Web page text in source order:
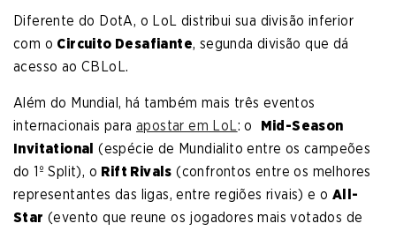
Diferente do DotA, o LoL distribui sua divisão inferior
com o Circuito Desafiante, segunda divisão que dá
acesso ao CBLoL.
Além do Mundial, há também mais três eventos
internacionais paraapostar em LoL: o Mid-Season
Invitational (espécie de Mundialito entre os campeões
do 1º Split), o Rift Rivals (confrontos entre os melhores
representantes das ligas, entre regiões rivais) e o All-
Star (evento que reune os jogadores mais votados de